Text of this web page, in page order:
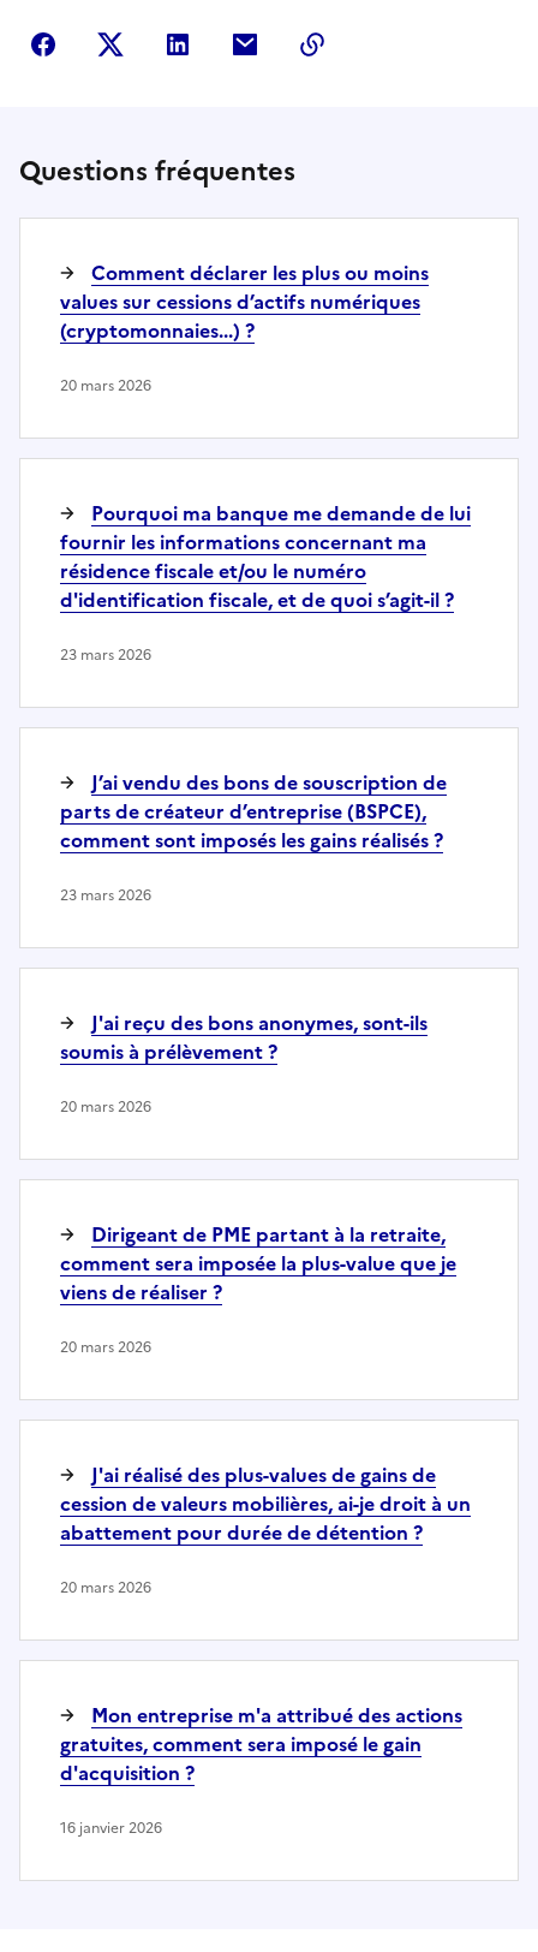
Partager sur Facebook
Partager sur Twitter
Partager sur LinkedIn
Partager par courriel
Questions fréquentes
Comment déclarer les plus ou moins
values sur cessions d’actifs numériques
(cryptomonnaies...) ?
20 mars 2026
Pourquoi ma banque me demande de lui
fournir les informations concernant ma
résidence fiscale et/ou le numéro
d'identification fiscale, et de quoi s’agit-il ?
23 mars 2026
J’ai vendu des bons de souscription de
parts de créateur d’entreprise (BSPCE),
comment sont imposés les gains réalisés ?
23 mars 2026
J'ai reçu des bons anonymes, sont-ils
soumis à prélèvement ?
20 mars 2026
Dirigeant de PME partant à la retraite,
comment sera imposée la plus-value que je
viens de réaliser ?
20 mars 2026
J'ai réalisé des plus-values de gains de
cession de valeurs mobilières, ai-je droit à un
abattement pour durée de détention ?
20 mars 2026
Mon entreprise m'a attribué des actions
gratuites, comment sera imposé le gain
d'acquisition ?
16 janvier 2026